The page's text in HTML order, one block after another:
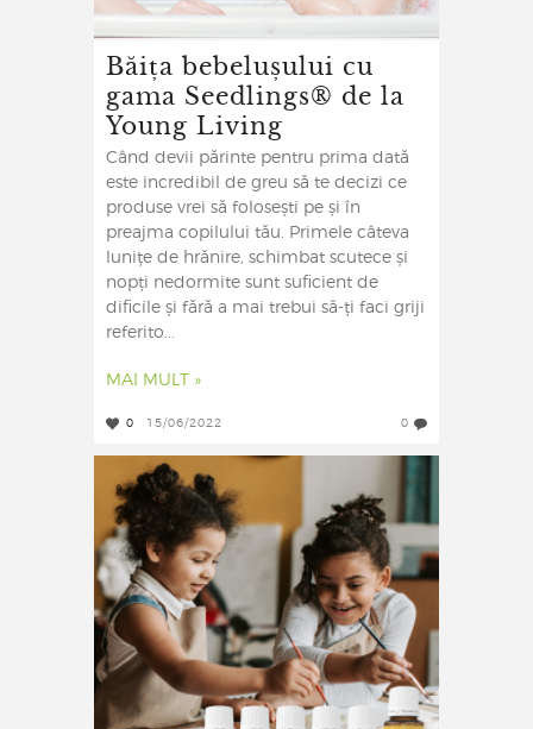
Băița bebelușului cu
gama Seedlings® de la
Young Living
Când devii părinte pentru prima dată
este incredibil de greu să te decizi ce
produse vrei să folosești pe și în
preajma copilului tău. Primele câteva
lunițe de hrănire, schimbat scutece și
nopți nedormite sunt suficient de
dificile și fără a mai trebui să-ți faci griji
referito...
MAI MULT »
0 15/06/2022 0